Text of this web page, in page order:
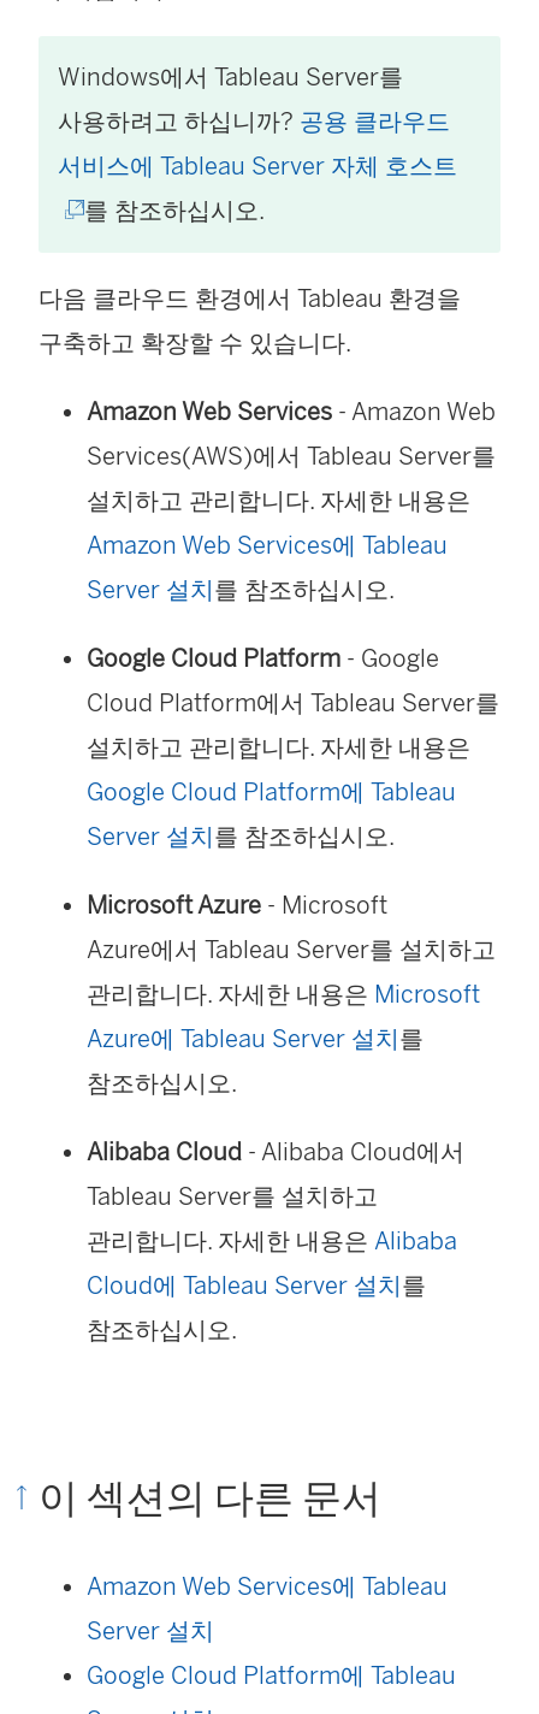
Windows에서 Tableau Server를
사용하려고 하십니까? 공용 클라우드
서비스에 Tableau Server 자체 호스트
가
서
열
를 참조하십시오.
다음 클라우드 환경에서 Tableau 환경을
구축하고 확장할 수 있습니다.
Amazon Web Services - Amazon Web
Services(AWS)에서 Tableau Server를
설치하고 관리합니다. 자세한 내용은
Amazon Web Services에 Tableau
Server 설치를 참조하십시오.
Google Cloud Platform - Google
Cloud Platform에서 Tableau Server를
설치하고 관리합니다. 자세한 내용은
Google Cloud Platform에 Tableau
Server 설치를 참조하십시오.
Microsoft Azure - Microsoft
Azure에서 Tableau Server를 설치하고
관리합니다. 자세한 내용은 Microsoft
Azure에 Tableau Server 설치를
참조하십시오.
Alibaba Cloud - Alibaba Cloud에서
Tableau Server를 설치하고
관리합니다. 자세한 내용은 Alibaba
Cloud에 Tableau Server 설치를
참조하십시오.
이 섹션의 다른 문서
Amazon Web Services에 Tableau
Server 설치
Google Cloud Platform에 Tableau